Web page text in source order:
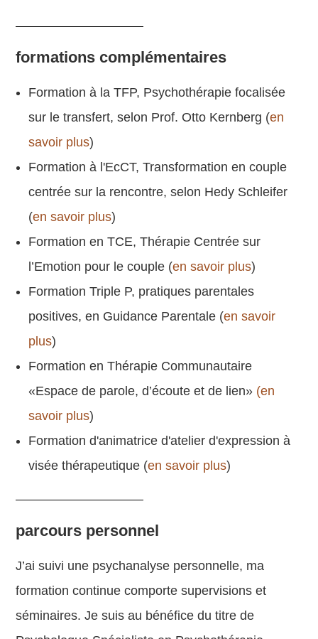
formations complémentaires
Formation à la TFP, Psychothérapie focalisée
sur le transfert, selon Prof. Otto Kernberg (en
savoir plus)
Formation à l'EcCT, Transformation en couple
centrée sur la rencontre, selon Hedy Schleifer
(en savoir plus)
Formation en TCE, Thérapie Centrée sur
l’Emotion pour le couple (en savoir plus)
Formation Triple P, pratiques parentales
positives, en Guidance Parentale (en savoir
plus)
Formation en Thérapie Communautaire
«Espace de parole, d’écoute et de lien» (en
savoir plus)
Formation d'animatrice d'atelier d'expression à
visée thérapeutique (en savoir plus)
parcours personnel
J’ai suivi une psychanalyse personnelle, ma
formation continue comporte supervisions et
séminaires. Je suis au bénéfice du titre de